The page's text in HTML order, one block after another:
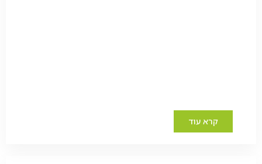
קרא עוד